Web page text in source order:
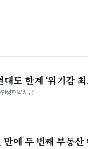
도 한계 ‘위기감 최
정협약 시급"
만에 두 번째 부동산